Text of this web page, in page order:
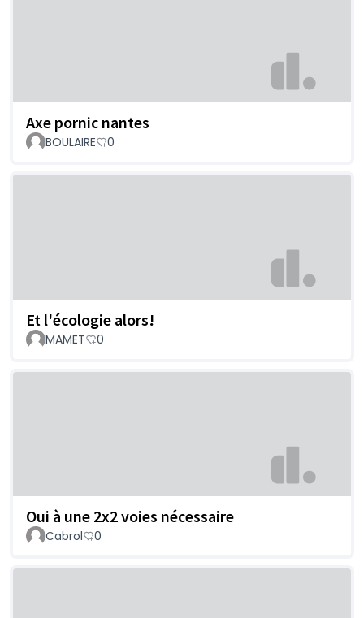
Axe pornic nantes
BOULAIRE 0
Et l'écologie alors!
MAMET 0
Oui à une 2x2 voies nécessaire
Cabrol 0